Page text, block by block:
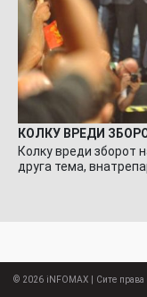
КОЛКУ ВРЕДИ
Колку вреди зборот
друга тема,
© 2026 iNFOMAX | Сите